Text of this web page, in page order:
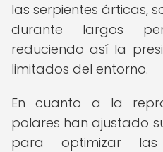
las serpientes árticas,
durante largos
reduciendo así la
limitados del entorno.
En cuanto a la
polares han ajustado
para optimizar